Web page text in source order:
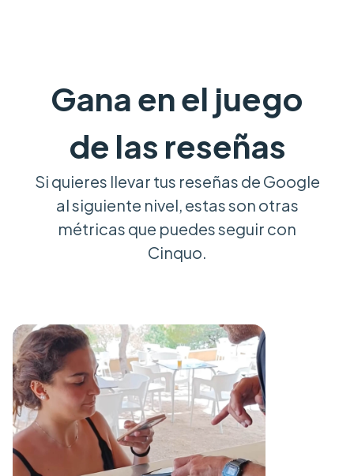
Gana en el juego
de las reseñas
Si quieres llevar tus reseñas de Google
al siguiente nivel, estas son otras
métricas que puedes seguir con
Cinquo.